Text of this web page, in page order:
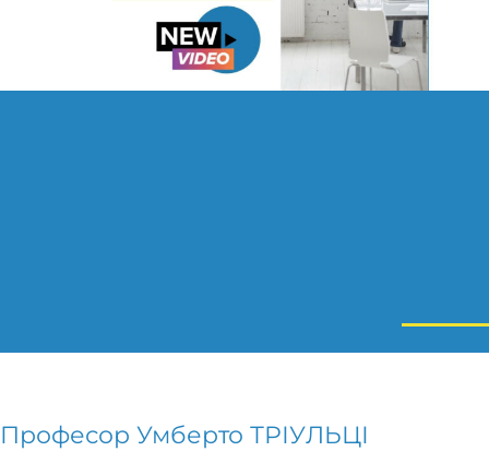
Професор Умберто ТРІУЛЬЦІ